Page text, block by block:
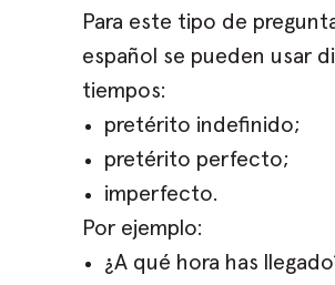
Para este tipo de
español se pueden usar
tiempos:
pretérito indefinido;
pretérito perfecto;
imperfecto.
Por ejemplo:
¿A qué hora has